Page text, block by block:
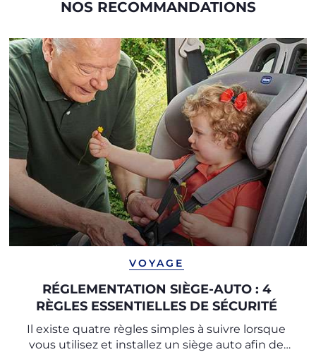
NOS RECOMMANDATIONS
VOYAGE
RÉGLEMENTATION SIÈGE-AUTO : 4
RÈGLES ESSENTIELLES DE SÉCURITÉ
Il existe quatre règles simples à suivre lorsque
vous utilisez et installez un siège auto afin de